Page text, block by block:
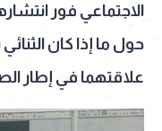
الاجتماعي فور
حول ما إذا كان
علاقتهما في إطار